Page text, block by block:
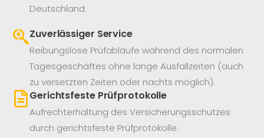
Deutschland.
Zuverlässiger Service
Reibungslose Prüfabläufe während des normalen
Tagesgeschäftes ohne lange Ausfallzeiten (auch
zu versetzten Zeiten oder nachts möglich).
Gerichtsfeste Prüfprotokolle
Aufrechterhaltung des Versicherungsschutzes
durch gerichtsfeste Prüfprotokolle.